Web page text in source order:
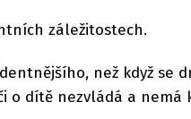
záležitostech.
než když se
o dítě nezvládá a nemá